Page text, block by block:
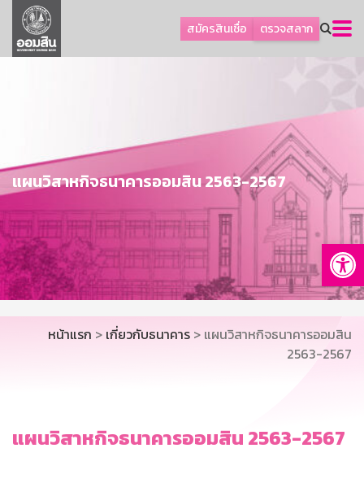
สมัครสินเชื่อ ตรวจสลาก
ลูกค้าธุรกิจ
ลูกค้าผู้ประกอบรายย่อย
การพัฒนาที่ยั่งยืน
ข่าวสาร
บริการทางการเงิน
อื่นๆ
ติดต่อเรา
บริการออนไลน์
TH
EN
แผนวิสาหกิจธนาคารออมสิน 2563-2567
หน้าแรก > เกี่ยวกับธนาคาร > แผนวิสาหกิจธนาคารออมสิน
2563-2567
แผนวิสาหกิจธนาคารออมสิน 2563-2567